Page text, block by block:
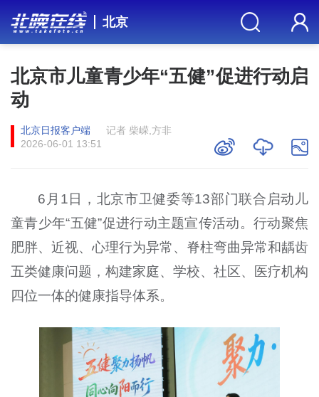
北京
北京市儿童青少年“五健”促进行动启
动
北京日报客户端
记者 柴嵘,方非
2026-06-01 13:51
6 月 1日，北京市卫健委等13部门联合启动儿
童青少年“五健”促进行动主题宣传活动。行动聚焦
肥胖、近视、心理行为异常、脊柱弯曲异常和龋齿
五类健康问题，构建家庭、学校、社区、医疗机构
四位一体的健康指导体系。